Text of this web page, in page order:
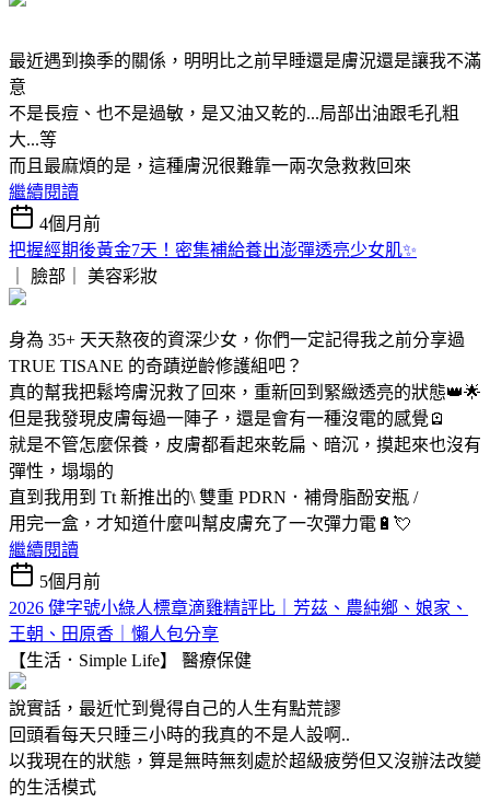
最近遇到換季的關係，明明比之前早睡還是膚況還是讓我不滿
意
不是長痘、也不是過敏，是又油又乾的...局部出油跟毛孔粗
大...等
而且最麻煩的是，這種膚況很難靠一兩次急救救回來
繼續閱讀
4個月前
把握經期後黃金7天！密集補給養出澎彈透亮少女肌✨
｜ 臉部｜ 美容彩妝
身為 35+ 天天熬夜的資深少女，你們一定記得我之前分享過
TRUE TISANE 的奇蹟逆齡修護組吧？
真的幫我把鬆垮膚況救了回來，重新回到緊緻透亮的狀態👑🌟
但是我發現皮膚每過一陣子，還是會有一種沒電的感覺🪫
就是不管怎麼保養，皮膚都看起來乾扁、暗沉，摸起來也沒有
彈性，塌塌的
直到我用到 Tt 新推出的\ 雙重 PDRN．補骨脂酚安瓶 /
用完一盒，才知道什麼叫幫皮膚充了一次彈力電🔋💘
繼續閱讀
5個月前
2026 健字號小綠人標章滴雞精評比｜芳茲、農純鄉、娘家、
王朝、田原香｜懶人包分享
【生活．Simple Life】 醫療保健
說實話，最近忙到覺得自己的人生有點荒謬
回頭看每天只睡三小時的我真的不是人設啊..
以我現在的狀態，算是無時無刻處於超級疲勞但又沒辦法改變
的生活模式